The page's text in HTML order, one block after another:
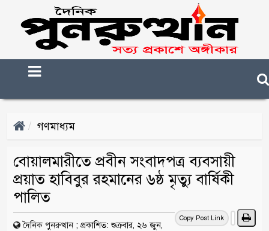
গণমাধ্যম
বোয়ালমারীতে প্রবীন সংবাদপত্র ব্যবসায়ী
প্রয়াত হাবিবুর রহমানের ৬ষ্ঠ মৃত্যু বার্ষিকী
পালিত
Copy Post Link
দৈনিক পুনরুত্থান ; প্রকাশিত: শুক্রবার, ২৬ জুন,